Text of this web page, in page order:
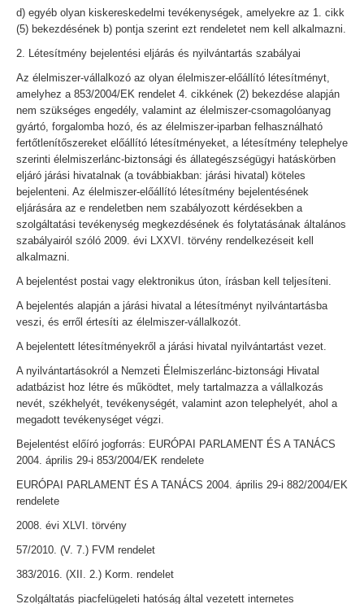
d) egyéb olyan kiskereskedelmi tevékenységek, amelyekre az 1. cikk
(5) bekezdésének b) pontja szerint ezt rendeletet nem kell alkalmazni.
2. Létesítmény bejelentési eljárás és nyilvántartás szabályai
Az élelmiszer-vállalkozó az olyan élelmiszer-előállító létesítményt,
amelyhez a 853/2004/EK rendelet 4. cikkének (2) bekezdése alapján
nem szükséges engedély, valamint az élelmiszer-csomagolóanyag
gyártó, forgalomba hozó, és az élelmiszer-iparban felhasználható
fertőtlenítőszereket előállító létesítményeket, a létesítmény telephelye
szerinti élelmiszerlánc-biztonsági és állategészségügyi hatáskörben
eljáró járási hivatalnak (a továbbiakban: járási hivatal) köteles
bejelenteni. Az élelmiszer-előállító létesítmény bejelentésének
eljárására az e rendeletben nem szabályozott kérdésekben a
szolgáltatási tevékenység megkezdésének és folytatásának általános
szabályairól szóló 2009. évi LXXVI. törvény rendelkezéseit kell
alkalmazni.
A bejelentést postai vagy elektronikus úton, írásban kell teljesíteni.
A bejelentés alapján a járási hivatal a létesítményt nyilvántartásba
veszi, és erről értesíti az élelmiszer-vállalkozót.
A bejelentett létesítményekről a járási hivatal nyilvántartást vezet.
A nyilvántartásokról a Nemzeti Élelmiszerlánc-biztonsági Hivatal
adatbázist hoz létre és működtet, mely tartalmazza a vállalkozás
nevét, székhelyét, tevékenységét, valamint azon telephelyét, ahol a
megadott tevékenységet végzi.
Bejelentést előíró jogforrás: EURÓPAI PARLAMENT ÉS A TANÁCS
2004. április 29-i 853/2004/EK rendelete
EURÓPAI PARLAMENT ÉS A TANÁCS 2004. április 29-i 882/2004/EK
rendelete
2008. évi XLVI. törvény
57/2010. (V. 7.) FVM rendelet
383/2016. (XII. 2.) Korm. rendelet
Szolgáltatás piacfelügeleti hatóság által vezetett internetes